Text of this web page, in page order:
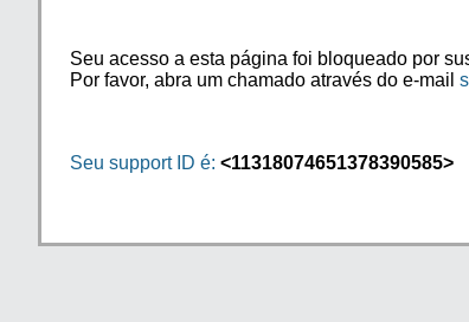
Seu acesso a esta página foi bloqueado por
Por favor, abra um chamado através do e-mail
Seu support ID é: <11318074651378390585>